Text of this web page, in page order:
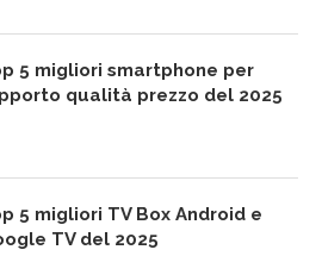
5 migliori smartphone per
qualità prezzo del 2025
5 migliori TV Box Android e
TV del 2025